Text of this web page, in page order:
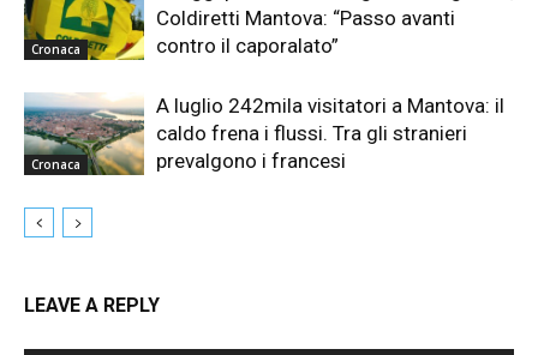
Cronaca
Coldiretti Mantova: “Passo avanti
contro il caporalato”
Cronaca
A luglio 242mila visitatori a Mantova: il
caldo frena i flussi. Tra gli stranieri
prevalgono i francesi
LEAVE A REPLY